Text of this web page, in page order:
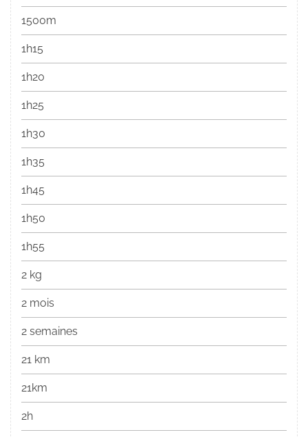
1500m
1h15
1h20
1h25
1h30
1h35
1h45
1h50
1h55
2 kg
2 mois
2 semaines
21 km
21km
2h